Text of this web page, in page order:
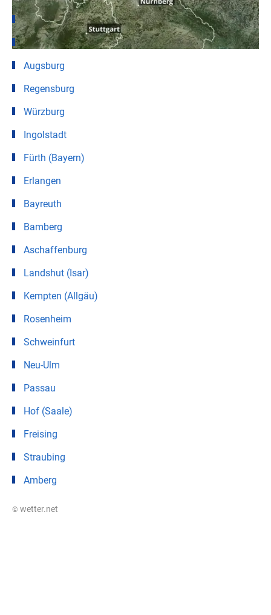
München
Nürnberg
Augsburg
Regensburg
Würzburg
Ingolstadt
Fürth (Bayern)
Erlangen
Bayreuth
Bamberg
Aschaffenburg
Landshut (Isar)
Kempten (Allgäu)
Rosenheim
Schweinfurt
Neu-Ulm
Passau
Hof (Saale)
Freising
Straubing
Amberg
© wetter.net